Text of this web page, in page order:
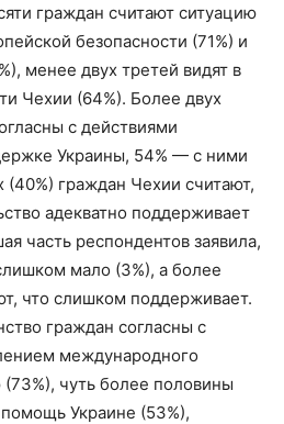
граждан считают ситуацию
безопасности (71%) и
менее двух третей видят в
Чехии (64%). Более двух
с действиями
Украины, 54% — с ними
(40%) граждан Чехии считают,
адекватно поддерживает
часть респондентов заявила,
мало (3%), а более
что слишком поддерживает.
граждан согласны с
международного
чуть более половины
Украине (53%),